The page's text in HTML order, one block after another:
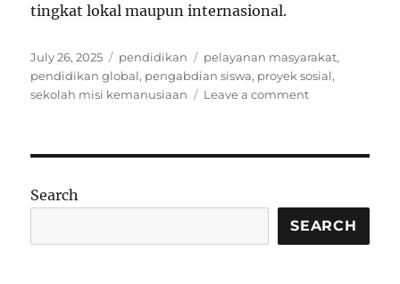
tingkat lokal maupun internasional.
Posted
on
July 26, 2025 Categories
pendidikan Tags
pelayanan masyarakat,
pendidikan global, pengabdian siswa, proyek sosial,
sekolah misi kemanusiaan
Leave a commenton
lewat
Proyek
Sosial
Search
SEARCH